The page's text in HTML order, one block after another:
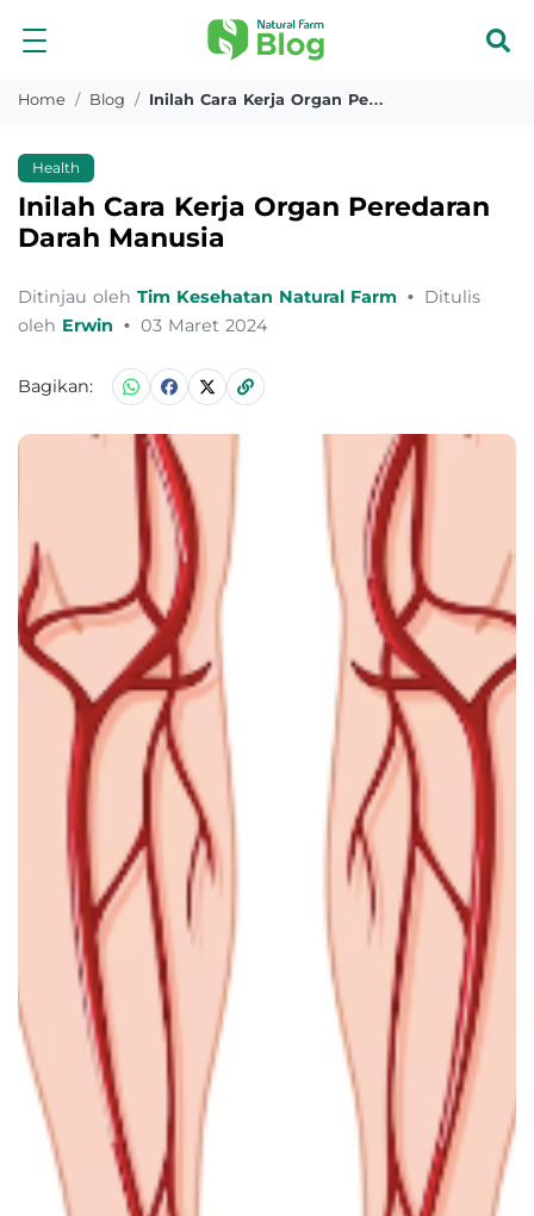
Home Blog Inilah Cara Kerja Organ Peredaran Darah Manusia
Health
Inilah Cara Kerja Organ Peredaran
Darah Manusia
Ditinjau oleh Tim Kesehatan Natural Farm • Ditulis
oleh Erwin • 03 Maret 2024
Bagikan: